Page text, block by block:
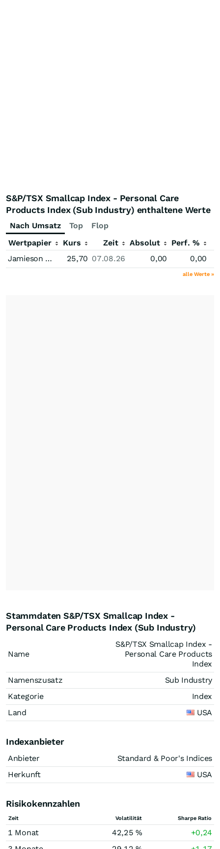
S&P/TSX Smallcap Index - Personal Care
Products Index (Sub Industry) enthaltene Werte
Nach Umsatz Top
Flop
Wertpapier
Kurs Zeit Absolut
Perf. %
Jamieson Wellness
25,70 07.08.26 0,00 0,00
alle Werte »
Stammdaten S&P/TSX Smallcap Index -
Personal Care Products Index (Sub Industry)
Name
S&P/TSX Smallcap Index -
Personal Care Products
Index
Namenszusatz
Sub Industry
Kategorie
Index
Land
USA
Indexanbieter
Anbieter
Standard & Poor's Indices
Herkunft
USA
Risikokennzahlen
Zeit Volatilität Sharpe Ratio
1 Monat 42,25 %
+0,24